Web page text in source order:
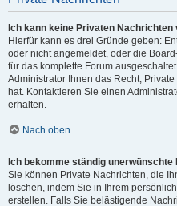
Ich kann keine Privaten
Hierfür kann es drei Gründe geben:
oder nicht angemeldet, oder die
für das komplette Forum
Administrator Ihnen das Recht,
hat. Kontaktieren Sie einen
erhalten.
Nach oben
Ich bekomme ständig
Sie können Private Nachrichten, die
löschen, indem Sie in Ihrem
erstellen. Falls Sie belästigende